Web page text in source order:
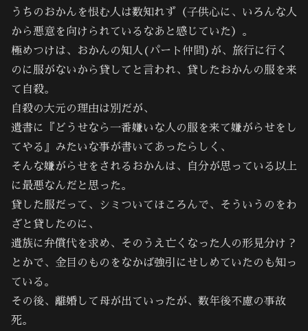
うちのおかんを恨む人は数知れず（子供心に、いろんな人
から悪意を向けられているなあと感じていた）。
極めつけは、おかんの知人(パート仲間)が、旅行に行く
のに服がないから貸してと言われ、貸したおかんの服を来
て自殺。
自殺の大元の理由は別だが、
遺書に『どうせなら一番嫌いな人の服を来て嫌がらせをし
てやる』みたいな事が書いてあったらしく、
そんな嫌がらせをされるおかんは、自分が思っている以上
に最悪なんだと思った。
貸した服だって、シミついてほころんで、そういうのをわ
ざと貸したのに、
遺族に弁償代を求め、そのうえ亡くなった人の形見分け？
とかで、金目のものをなかば強引にせしめていたのも知っ
ている。
その後、離婚して母が出ていったが、数年後不慮の事故
死。